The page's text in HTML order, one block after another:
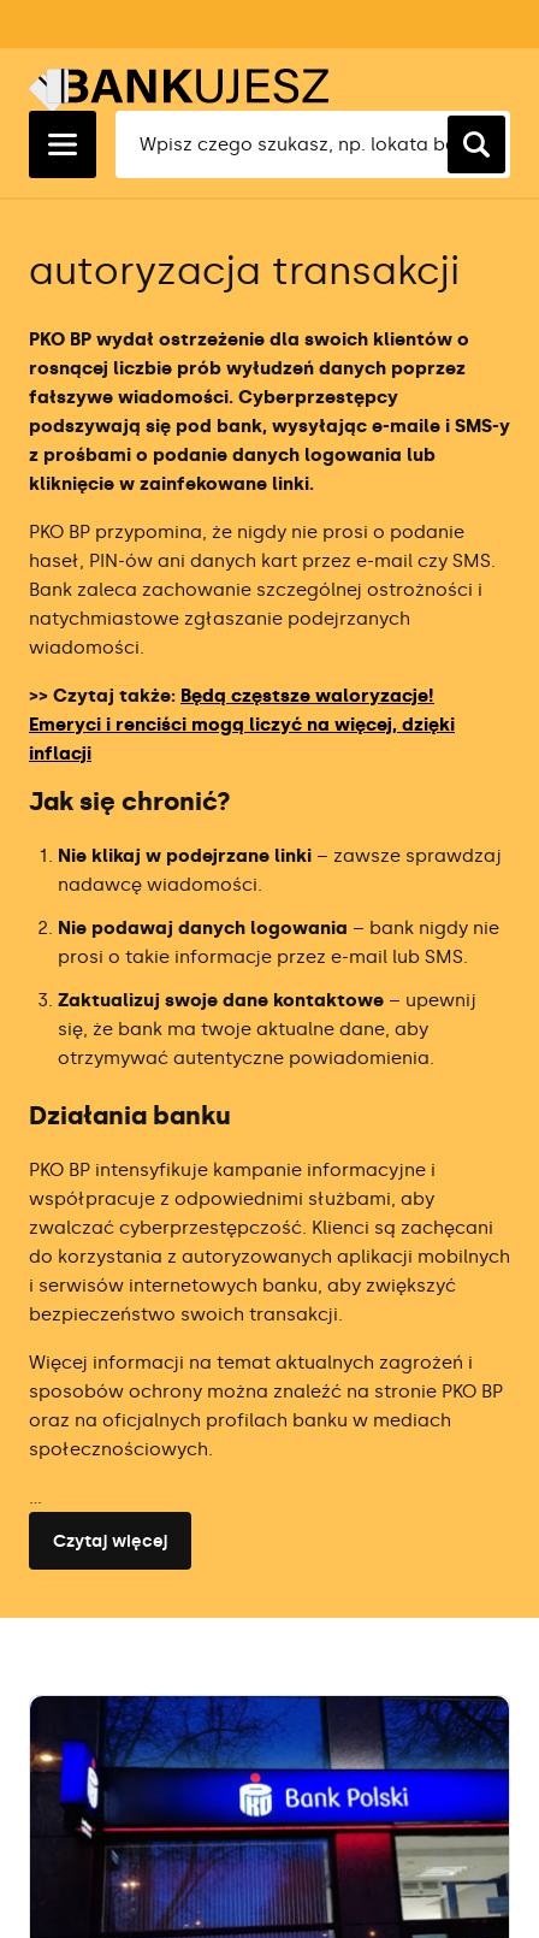
autoryzacja transakcji
PKO BP wydał ostrzeżenie dla swoich klientów o
rosnącej liczbie prób wyłudzeń danych poprzez
fałszywe wiadomości. Cyberprzestępcy
podszywają się pod bank, wysyłając e-maile i SMS-y
z prośbami o podanie danych logowania lub
kliknięcie w zainfekowane linki.
PKO BP przypomina, że nigdy nie prosi o podanie
haseł, PIN-ów ani danych kart przez e-mail czy SMS.
Bank zaleca zachowanie szczególnej ostrożności i
natychmiastowe zgłaszanie podejrzanych
wiadomości.
>> Czytaj także: Będą częstsze waloryzacje!
Emeryci i renciści mogą liczyć na więcej, dzięki
inflacji
Jak się chronić?
Nie klikaj w podejrzane linki – zawsze sprawdzaj
nadawcę wiadomości.
Nie podawaj danych logowania – bank nigdy nie
prosi o takie informacje przez e-mail lub SMS.
Zaktualizuj swoje dane kontaktowe – upewnij
się, że bank ma twoje aktualne dane, aby
otrzymywać autentyczne powiadomienia.
Działania banku
PKO BP intensyfikuje kampanie informacyjne i
współpracuje z odpowiednimi służbami, aby
zwalczać cyberprzestępczość. Klienci są zachęcani
do korzystania z autoryzowanych aplikacji mobilnych
i serwisów internetowych banku, aby zwiększyć
bezpieczeństwo swoich transakcji.
Więcej informacji na temat aktualnych zagrożeń i
sposobów ochrony można znaleźć na stronie PKO BP
oraz na oficjalnych profilach banku w mediach
społecznościowych​.
...
Czytaj więcej
Ranking Lokat 1 Miesięcznych
Ranking Lokat 3 Miesięcznych
Ranking Lokat 12 Miesięcznych
Ranking Kredytów Hipotecznych
Ranking Kredytów Gotówkowych
Ranking Kart Kredytowych
Ranking Pożyczek Gotówkowych
Ranking Kont Osobistych
Ranking Kont Oszczędnościowych
Ranking Kont Maklerskich
Ranking Kont Dla Młodych
Ranking Kont Forex
Ranking Brokerów
Ranking Brokerów Zagranicznych
Ranking Oprocentowanych Kont
Ranking Brokerów Obligacji
Ranking Kantorów Kryptowalut
Ranking Firm Prop Tradingowych
Ranking Kont Firmowych
Ranking Oszczędnościowych Kont
Firmowych
Ranking Aplikacji Księgowych
Ranking Terminali Płatniczych
Ranking Firm Faktoringowych
Ranking Faktoringu Cichego
Ranking Ubezpieczeń OC
Ranking Ubezpieczeń AC
Ranking Ubezpieczeń Na Życie